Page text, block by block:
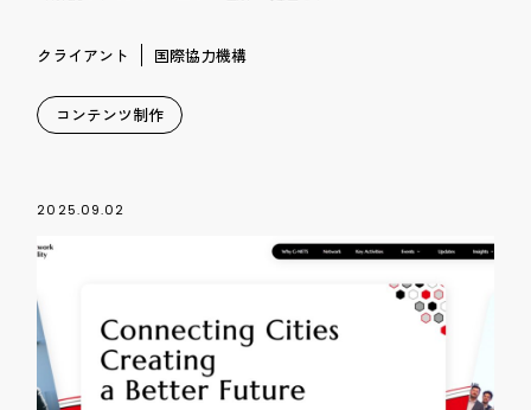
クライアント 国際協力機構
コンテンツ制作
2025.09.02